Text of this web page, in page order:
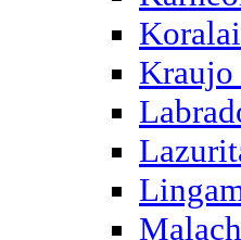
Koralai
Kraujo